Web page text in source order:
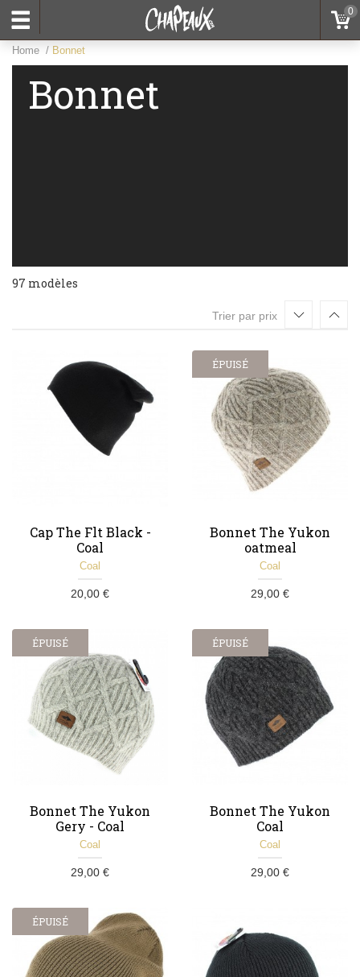
Home Bonnet
Bonnet
97 modèles
Trier par prix
Cap The Flt Black -
Coal
Coal
20,00 €
ÉPUISÉ
Bonnet The Yukon
oatmeal
Coal
29,00 €
ÉPUISÉ
Bonnet The Yukon
Gery - Coal
Coal
29,00 €
ÉPUISÉ
Bonnet The Yukon
Coal
Coal
29,00 €
ÉPUISÉ
0